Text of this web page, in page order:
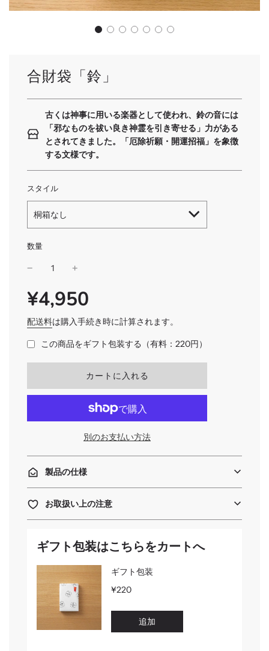
合財袋「鈴」
古くは神事に用いる楽器として使われ、鈴の音には
「邪なものを祓い良き神霊を引き寄せる」力がある
とされてきました。「厄除祈願・開運招福」を象徴
する文様です。
スタイル
桐箱なし
数量
SALE
PRICE
通
常
価
格
¥4,950
配送料は購入手続き時に計算されます。
この商品をギフト包装する（有料：220円）
読
込
み
中
.
.
.
カートに入れる
別のお支払い方法
製品の仕様
お取扱い上の注意
ギフト包装はこちらをカートへ